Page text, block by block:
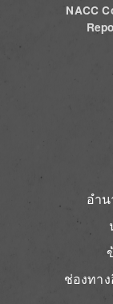
NACC
อำ
ช่องทา